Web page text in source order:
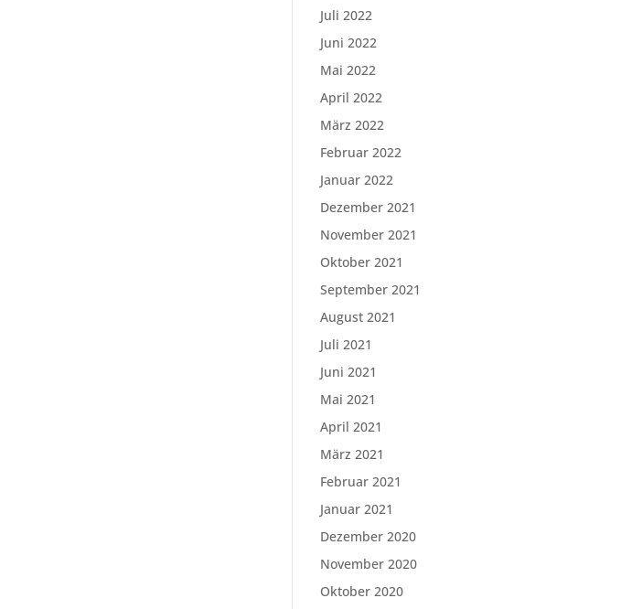
Juli 2022
Juni 2022
Mai 2022
April 2022
März 2022
Februar 2022
Januar 2022
Dezember 2021
November 2021
Oktober 2021
September 2021
August 2021
Juli 2021
Juni 2021
Mai 2021
April 2021
März 2021
Februar 2021
Januar 2021
Dezember 2020
November 2020
Oktober 2020